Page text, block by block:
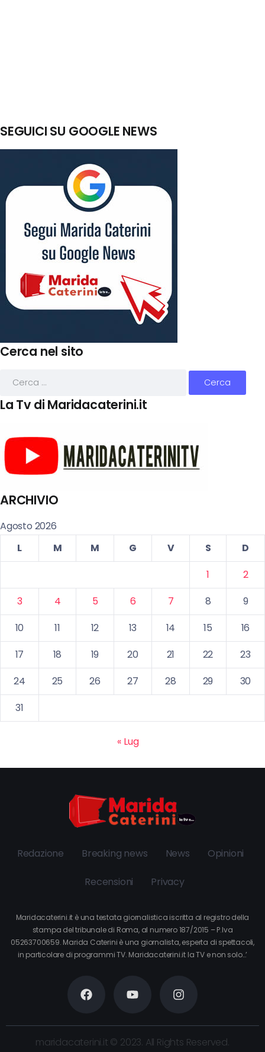
SEGUICI SU GOOGLE NEWS
Cerca nel sito
La Tv di Maridacaterini.it
ARCHIVIO
Agosto 2026
L
M M G V S
D
1
2
3
4 5 6 7 8
9
10
11 12 13 14 15
16
17
18 19 20 21 22
23
24
25 26 27 28 29
30
31
« Lug
Redazione Breaking news News Opinioni
Recensioni Privacy
Maridacaterini.it è una testata giornalistica iscritta al registro della
stampa del tribunale di Roma, al numero 187/2015 – P.Iva
05263700659. Marida Caterini è una giornalista, esperta di spettacoli,
in particolare di programmi TV. Maridacaterini.it la TV e non solo…’
maridacaterini.it © 2023. All Rights Reserved.